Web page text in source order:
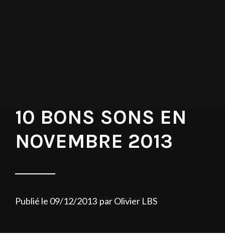
10 BONS SONS EN
NOVEMBRE 2013
Publié le 09/12/2013 parOlivier LBS